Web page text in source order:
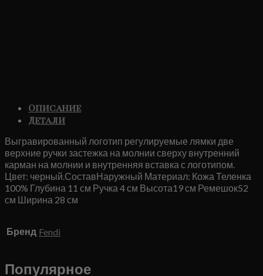
Описание
Детали
Выгравированный логотип регулируемые лямки две
верхние ручки застежка на молнии сверху внутренний
карман на молнии и внутренняя вставка с логотипом.
Цвет: черный.СоставНаружный Материал: Кожа Теленка
100% Глубина 11 см Ручка 4 см Высота19 см Ремешок52
см Ширина 28 см
Бренд Fendi
Популярное